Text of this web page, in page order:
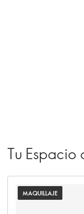
Tu Espacio
MAQUILLAJE